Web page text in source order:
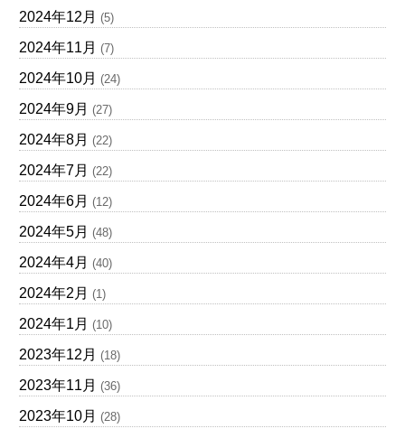
2024年12月 (5)
2024年11月 (7)
2024年10月 (24)
2024年9月 (27)
2024年8月 (22)
2024年7月 (22)
2024年6月 (12)
2024年5月 (48)
2024年4月 (40)
2024年2月 (1)
2024年1月 (10)
2023年12月 (18)
2023年11月 (36)
2023年10月 (28)